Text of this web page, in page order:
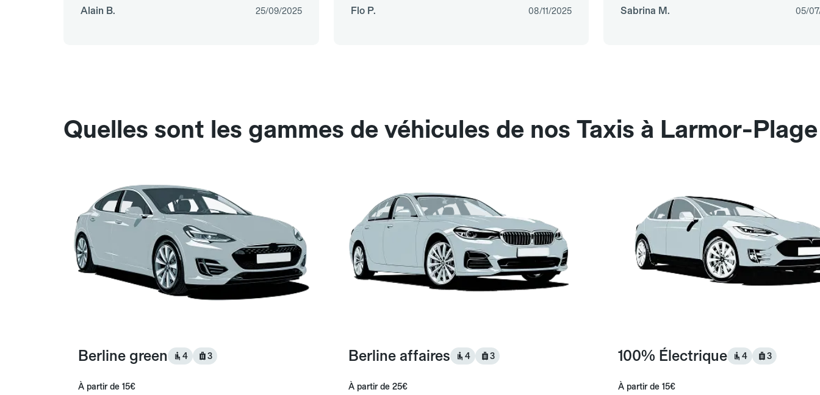
Alain B. 25/09/2025 Flo P. 08/11/2025 Sabrina M. 05/
Quelles sont les gammes de véhicules de nos Taxis à Larmor-
Berline green 4 3
À partir de 15€
Berline affaires 4 3
À partir de 25€
100% Électrique 4 3
À partir de 15€